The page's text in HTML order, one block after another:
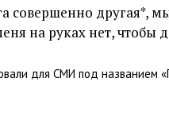
совершенно другая*,
на руках нет, чтобы
для СМИ под названием